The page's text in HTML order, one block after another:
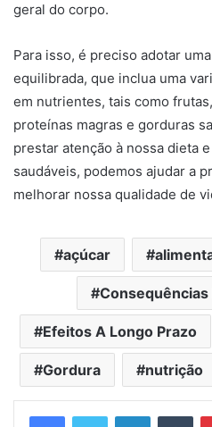
geral do corpo.
Para isso, é preciso adotar
equilibrada, que inclua uma
em nutrientes, tais como
proteínas magras e gorduras
prestar atenção à nossa dieta
saudáveis, podemos ajudar a
melhorar nossa qualidade de
açúcar
Consequências
Efeitos A Longo Prazo
Gordura nutrição